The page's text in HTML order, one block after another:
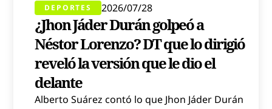
DEPORTES 2026/07/28
¿Jhon Jáder Durán golpeó a
Néstor Lorenzo? DT que lo dirigió
reveló la versión que le dio el
delante
Alberto Suárez contó lo que Jhon Jáder Durán